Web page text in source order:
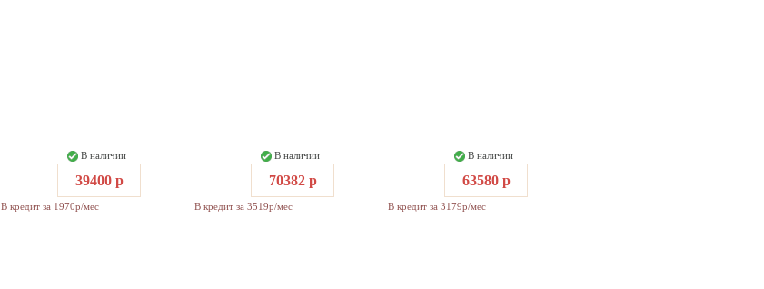
В наличии
39400 р
В кредит за 1970р/мес
В наличии
70382 р
В кредит за 3519р/мес
В наличии
63580 р
В кредит за 3179р/мес